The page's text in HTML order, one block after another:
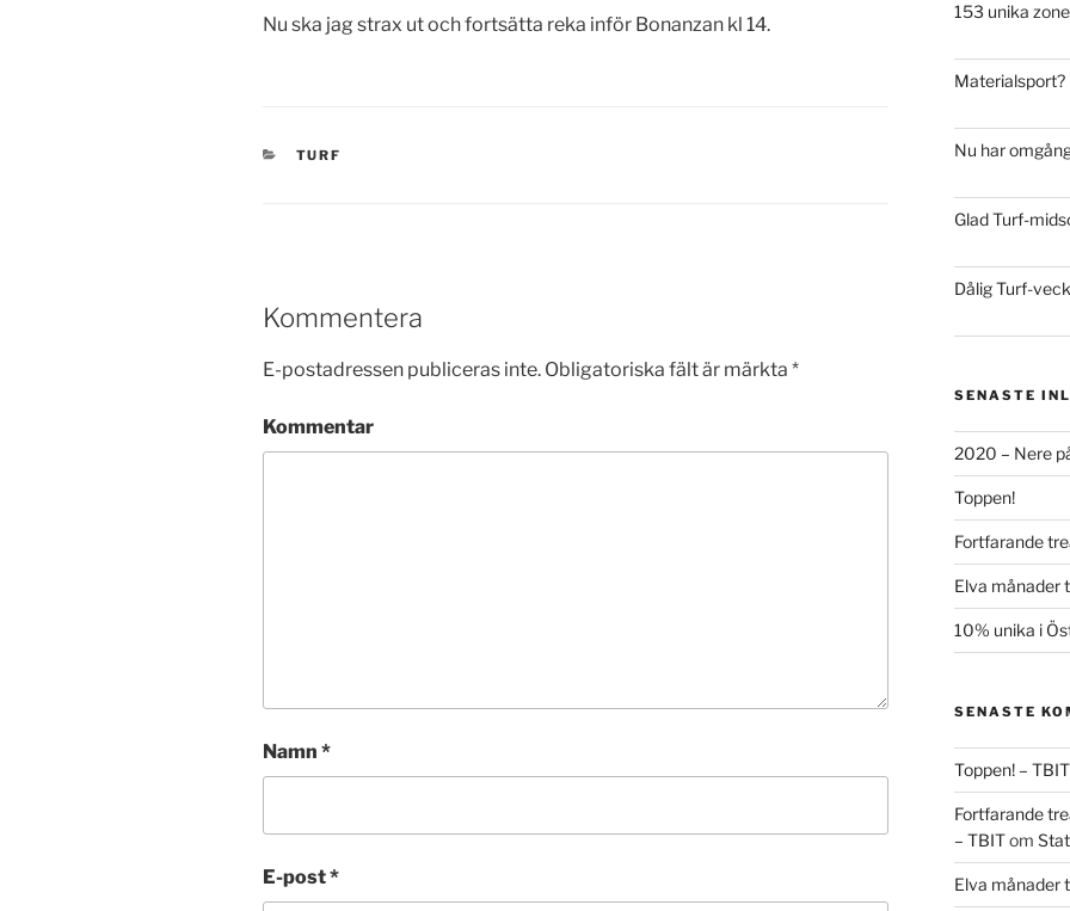
Nu ska jag strax ut och fortsätta reka inför Bonanzan kl 14.
KATEGORIER
TURF
Kommentera
E-postadressen publiceras inte. Obligatoriska fält är märkta *
Kommentar
Namn *
E-post*
153 unika
Materialsport?
Nu har
Glad Turf-
Dålig Turf-
SENASTE
2020 – Nere
Toppen!
Fortfarande
Elva månader
10% unika i
SENASTE
Toppen! – TBIT
Fortfarande
– TBITom
Elva månader